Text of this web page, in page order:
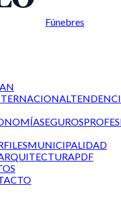
Fúnebres
SEGUROS
MUNICIPALIDAD
PDF